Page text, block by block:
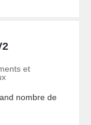
et
nombre de